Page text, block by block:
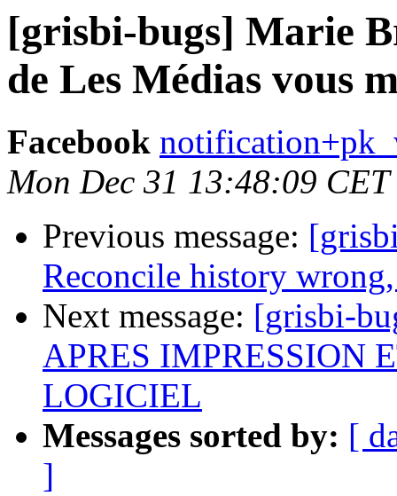
[grisbi-bugs] Marie
de Les Médias vous
Facebook
Mon Dec 31 13:48:09 CET
Previous message:
Reconcile history
Next message: [grisbi-
APRES IMPRESSION
LOGICIEL
Messages sorted by: [
]